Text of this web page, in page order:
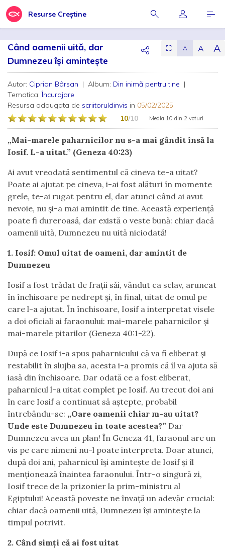
Resurse Creștine
Când oamenii uită, dar
Dumnezeu își amintește
⛶ A A A
Autor: Ciprian Bârsan | Album: Din inimă pentru tine |
Tematica:Încurajare
Resursa adaugata de scriitoruldinvis in 05/02/2025
10/10 Media 10 din 2 voturi
„Mai-marele paharnicilor nu s-a mai gândit însă la
Iosif. L-a uitat.” (Geneza 40:23)
Ai avut vreodată sentimentul că cineva te-a uitat?
Poate ai ajutat pe cineva, i-ai fost alături în momente
grele, te-ai rugat pentru el, dar atunci când ai avut
nevoie, nu și-a mai amintit de tine. Această experiență
poate fi dureroasă, dar există o veste bună: chiar dacă
oamenii uită, Dumnezeu nu uită niciodată!
1. Iosif: Omul uitat de oameni, dar amintit de
Dumnezeu
Iosif a fost trădat de frații săi, vândut ca sclav, aruncat
în închisoare pe nedrept și, în final, uitat de omul pe
care l-a ajutat. În închisoare, Iosif a interpretat visele
a doi oficiali ai faraonului: mai-marele paharnicilor și
mai-marele pitarilor (Geneza 40:1-22).
După ce Iosif i-a spus paharnicului că va fi eliberat și
restabilit în slujba sa, acesta i-a promis că îl va ajuta să
iasă din închisoare. Dar odată ce a fost eliberat,
paharnicul l-a uitat complet pe Iosif. Au trecut doi ani
în care Iosif a continuat să aștepte, probabil
întrebându-se: „Oare oamenii chiar m-au uitat?
Unde este Dumnezeu în toate acestea?” Dar
Dumnezeu avea un plan! În Geneza 41, faraonul are un
vis pe care nimeni nu-l poate interpreta. Doar atunci,
după doi ani, paharnicul își amintește de Iosif și îl
menționează înaintea faraonului. Într-o singură zi,
Iosif trece de la prizonier la prim-ministru al
Egiptului! Această poveste ne învață un adevăr crucial:
chiar dacă oamenii uită, Dumnezeu își amintește la
timpul potrivit.
2. Când simți că ai fost uitat